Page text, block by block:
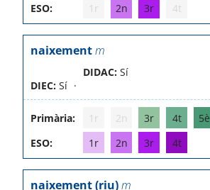
ESO:
1r 2n 3r 4t
naixementm
DIEC: Sí
DIDAC: Sí
Primària: 1r 2n 3r 4t 5è
ESO:
1r 2n 3r 4t
naixement (riu)m